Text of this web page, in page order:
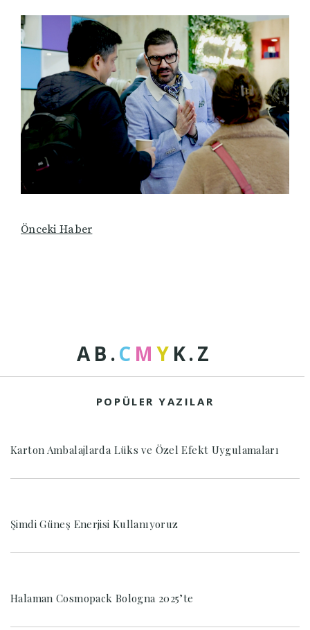
Önceki Haber
AB .C M Y K.Z
POPÜLER YAZILAR
Karton Ambalajlarda Lüks ve Özel Efekt Uygulamaları
Şimdi Güneş Enerjisi Kullanıyoruz
Halaman Cosmopack Bologna 2025’te